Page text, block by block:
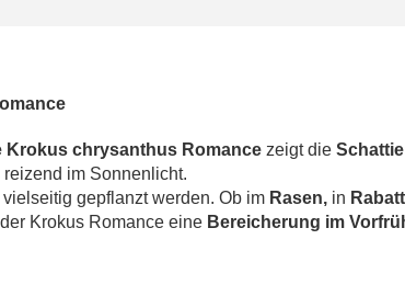
chrysanthus Romance zeigt die
reizend im Sonnenlicht.
gepflanzt werden. Ob im Rasen, in
Krokus Romance eine Bereicherung im